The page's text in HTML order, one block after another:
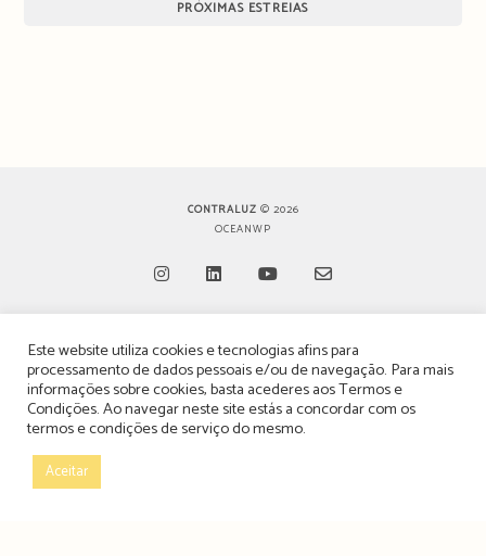
PRÓXIMAS ESTREIAS
CONTRALUZ © 2026
OCEANWP
in
a
new
in
a
new
tab
in
a
new
in
a
new
TERMOS, CONDIÇÕES & POLÍTICA DE PRIVACIDADE
ESTATUTO EDITORIAL
POLÍTICA DE PUBLICIDADE E ANÚNCIOS
Este website utiliza cookies e tecnologias afins para
processamento de dados pessoais e/ou de navegação. Para mais
informações sobre cookies, basta acederes aosTermos e
Condições. Ao navegar neste site estás a concordar com os
termos e condições de serviço do mesmo.
Aceitar